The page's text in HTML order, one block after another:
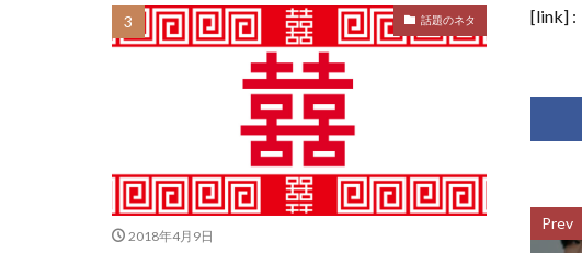
[link] :
Prev
話題のネタ
2018年4月9日